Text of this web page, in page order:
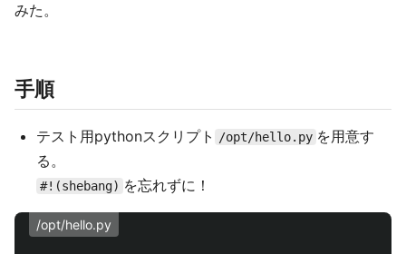
みた。
手順
テスト用pythonスクリプト /opt/hello.py を用意す
る。
#!(shebang) を忘れずに！
/opt/hello.py